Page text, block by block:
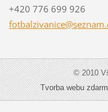
+420 776 699 926
fotbalzivanice@s
© 2010
Tvorba webu